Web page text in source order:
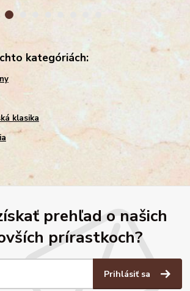
kategóriách:
klasika
prehľad o našich
prírastkoch?
Prihlásiť sa